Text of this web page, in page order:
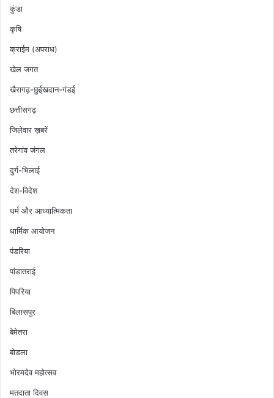
कुंडा
कृषि
क्राईम (अपराध)
खेल जगत
खैरागढ़-छुईखदान-गंडई
छत्तीसगढ़
जिलेवार ख़बरें
तरेगांव जंगल
दुर्ग-भिलाई
देश-विदेश
धर्म और आध्यात्मिकता
धार्मिक आयोजन
पंडरिया
पांडातराई
पिपरिया
बिलासपुर
बेमेतरा
बोडला
भोरमदेव महोत्सव
मतदाता दिवस